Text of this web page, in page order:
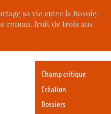
sa vie entre la Bosnie-
roman, fruit de trois ans
Champ critique
Création
Dossiers